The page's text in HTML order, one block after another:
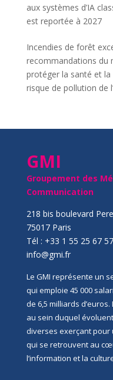
aux systèmes d’IA
est reportée à 2027
Incendies de forêt
recommandations du
protéger la santé et la
risque de pollution de
GMI
Groupement des
Communication
218 bis boulevard
75017 Paris
Tél : +33 1 55 25 67 57
info@gmi.fr
Le GMI représente un
qui emploie 45 000
de 6,5 milliards
au sein duquel
diverses exerçant pour
qui se retrouvent au
l’information et la